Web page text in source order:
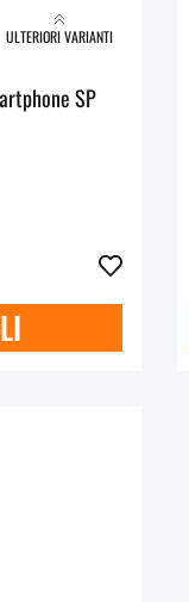
iPhone 14 Pro
ULTERIORI VARIANTI
SP